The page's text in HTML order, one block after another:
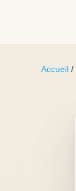
Accueil /